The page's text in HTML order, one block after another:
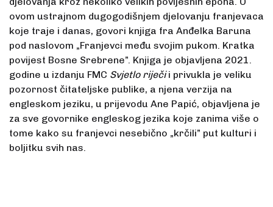
ovom ustrajnom dugogodišnjem djelovanju franjevaca
koje traje i danas, govori knjiga fra Anđelka Baruna
pod naslovom „Franjevci među svojim pukom. Kratka
povijest Bosne Srebrene”. Knjiga je objavljena 2021.
godine u izdanju FMC Svjetlo riječii privukla je veliku
pozornost čitateljske publike, a njena verzija na
engleskom jeziku, u prijevodu Ane Papić, objavljena je
za sve govornike engleskog jezika koje zanima više o
tome kako su franjevci nesebično „krčili” put kulturi i
boljitku svih nas.